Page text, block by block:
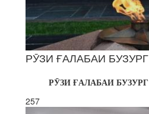
РӮЗИ ҒАЛАБАИ
РӮЗИ ҒАЛАБАИ
257